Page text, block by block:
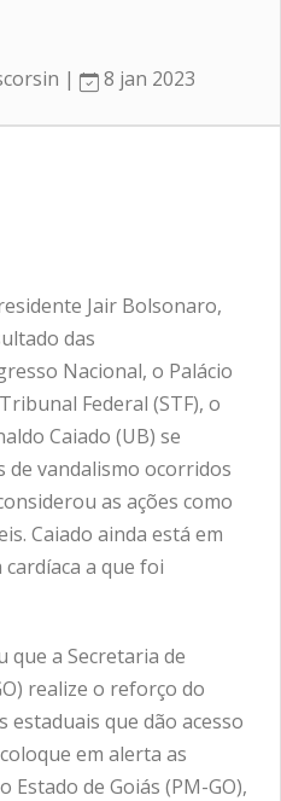
| 8 jan 2023
Jair Bolsonaro,
das
Nacional, o Palácio
Federal (STF), o
Caiado (UB) se
vandalismo ocorridos
as ações como
Caiado ainda está em
a que foi
a Secretaria de
realize o reforço do
que dão acesso
em alerta as
de Goiás (PM-GO),